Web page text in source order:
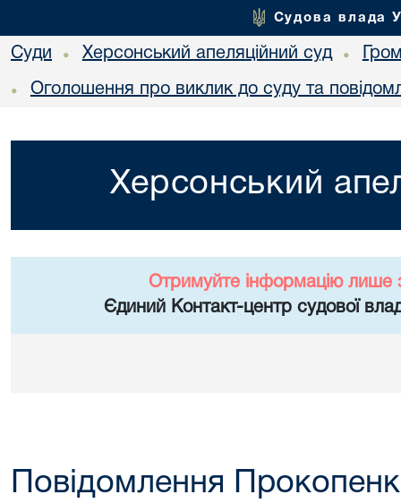
Судова влада
Суди • Херсонський апеляційний суд •
• Оголошення про виклик до суду та
Херсонський
Отримуйте інформацію лише
Єдиний Контакт-центр судової
Повідомлення